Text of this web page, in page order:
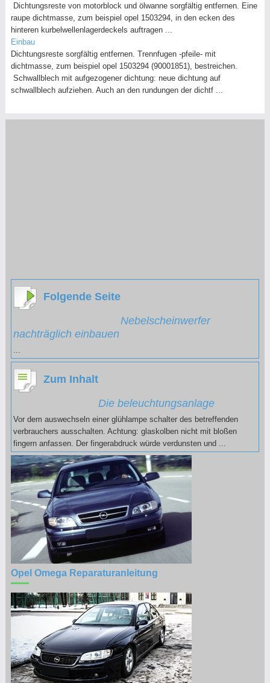
Dichtungsreste von motorblock und ölwanne sorgfältig entfernen. Eine
raupe dichtmasse, zum beispiel opel 1503294, in den ecken des
hinteren kurbelwellenlagerdeckels auftragen ...
Einbau
Dichtungsreste sorgfältig entfernen. Trennfugen -pfeile- mit
dichtmasse, zum beispiel opel 1503294 (90001851), bestreichen.
Schwallblech mit aufgezogener dichtung: neue dichtung auf
schwallblech aufziehen. Auch an den rundungen der dichtf ...
Folgende Seite
Nebelscheinwerfer
nachträglich einbauen
Zum Inhalt
Die beleuchtungsanlage
Vor dem auswechseln einer glühlampe schalter des betreffenden
verbrauchers ausschalten. Achtung: glaskolben nicht mit bloßen
fingern anfassen. Der fingerabdruck würde verdunsten und ...
Opel Omega Reparaturanleitung